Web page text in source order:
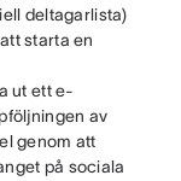
deltagarlista)
starta en
ut ett e-
av
genom att
på sociala